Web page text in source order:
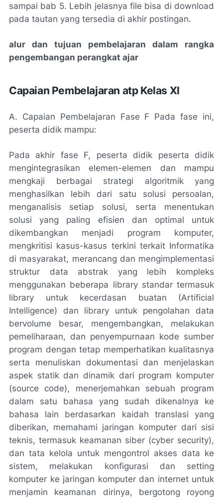
sampai bab 5. Lebih jelasnya file bisa di download
pada tautan yang tersedia di akhir postingan.
alur dan tujuan pembelajaran dalam rangka
pengembangan perangkat ajar
Capaian Pembelajaran atp Kelas XI
A. Capaian Pembelajaran Fase F Pada fase ini,
peserta didik mampu:
Pada akhir fase F, peserta didik peserta didik
mengintegrasikan elemen-elemen dan mampu
mengkaji berbagai strategi algoritmik yang
menghasilkan lebih dari satu solusi persoalan,
menganalisis setiap solusi, serta menentukan
solusi yang paling efisien dan optimal untuk
dikembangkan menjadi program komputer,
mengkritisi kasus-kasus terkini terkait Informatika
di masyarakat, merancang dan mengimplementasi
struktur data abstrak yang lebih kompleks
menggunakan beberapa library standar termasuk
library untuk kecerdasan buatan (Artificial
Intelligence) dan library untuk pengolahan data
bervolume besar, mengembangkan, melakukan
pemeliharaan, dan penyempurnaan kode sumber
program dengan tetap memperhatikan kualitasnya
serta menuliskan dokumentasi dan menjelaskan
aspek statik dan dinamik dari program komputer
(source code), menerjemahkan sebuah program
dalam satu bahasa yang sudah dikenalnya ke
bahasa lain berdasarkan kaidah translasi yang
diberikan, memahami jaringan komputer dari sisi
teknis, termasuk keamanan siber (cyber security),
dan tata kelola untuk mengontrol akses data ke
sistem, melakukan konfigurasi dan setting
komputer ke jaringan komputer dan internet untuk
menjamin keamanan dirinya, bergotong royong